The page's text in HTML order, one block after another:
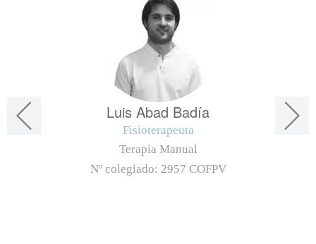
Luis Abad Badía
Fisioterapeuta
Terapia Manual
Nº colegiado: 2957 COFPV